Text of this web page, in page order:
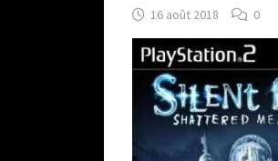
16 août 2018 0